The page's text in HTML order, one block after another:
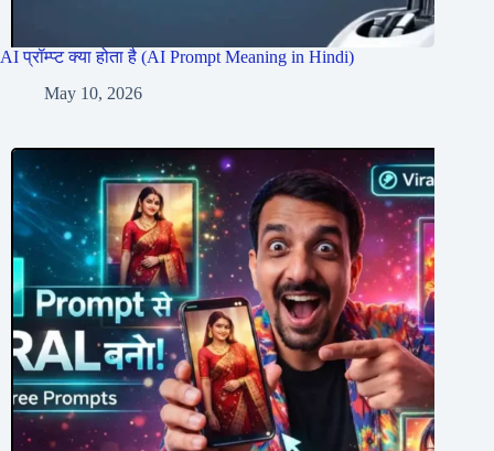
AI प्रॉम्प्ट क्या होता है (AI Prompt Meaning in Hindi)
May 10, 2026